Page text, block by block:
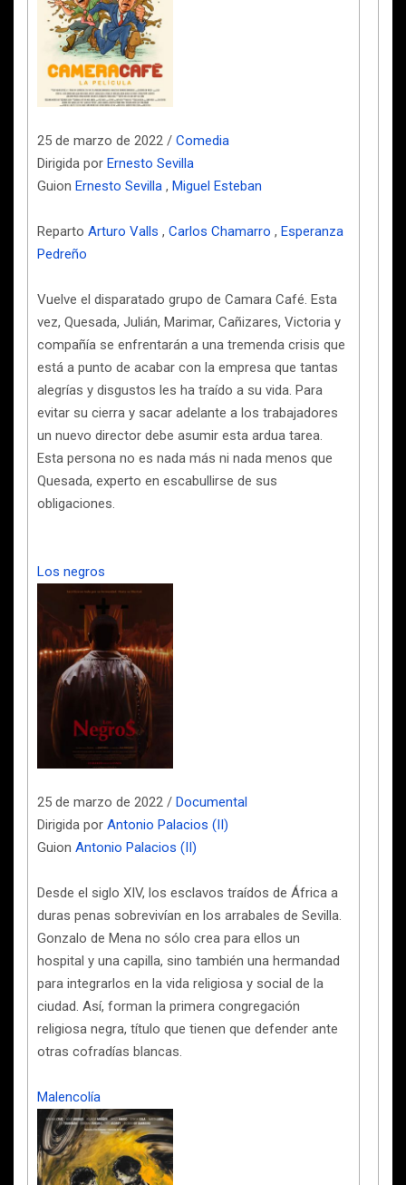
25 de marzo de 2022 / Comedia
Dirigida por Ernesto Sevilla
Guion Ernesto Sevilla , Miguel Esteban
Reparto Arturo Valls , Carlos Chamarro , Esperanza
Pedreño
Vuelve el disparatado grupo de Camara Café. Esta
vez, Quesada, Julián, Marimar, Cañizares, Victoria y
compañía se enfrentarán a una tremenda crisis que
está a punto de acabar con la empresa que tantas
alegrías y disgustos les ha traído a su vida. Para
evitar su cierra y sacar adelante a los trabajadores
un nuevo director debe asumir esta ardua tarea.
Esta persona no es nada más ni nada menos que
Quesada, experto en escabullirse de sus
obligaciones.
Los negros
25 de marzo de 2022 / Documental
Dirigida por Antonio Palacios (II)
Guion Antonio Palacios (II)
Desde el siglo XIV, los esclavos traídos de África a
duras penas sobrevivían en los arrabales de Sevilla.
Gonzalo de Mena no sólo crea para ellos un
hospital y una capilla, sino también una hermandad
para integrarlos en la vida religiosa y social de la
ciudad. Así, forman la primera congregación
religiosa negra, título que tienen que defender ante
otras cofradías blancas.
Malencolía